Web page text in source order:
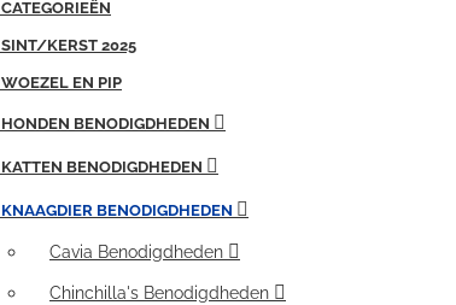
CATEGORIEËN
SINT/KERST 2025
WOEZEL EN PIP
HONDEN BENODIGDHEDEN
KATTEN BENODIGDHEDEN
KNAAGDIER BENODIGDHEDEN
Cavia Benodigdheden
Chinchilla's Benodigdheden